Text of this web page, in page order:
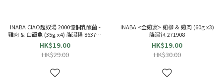
INABA CIAO超奴湯 2000億個乳酸菌 -
雞肉 & 白飯魚 (35g x4) 貓濕糧 863714
TCR-144
HK$19.00
HK$29.00
INABA <全雞宴> 雞柳 & 雞肉 (60g x3)
貓濕包 271908
HK$19.00
HK$30.00